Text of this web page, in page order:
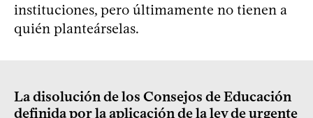
instituciones, pero últimamente no tienen a
quién planteárselas.
La disolución de los Consejos de Educación
definida por la aplicación de la ley de urgente